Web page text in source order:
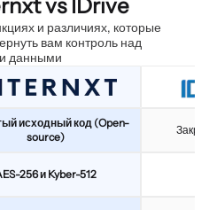
vs IDrive
и различиях, которые
вам контроль над
данными
исходный код (Open-
source)
256 и Kyber-512